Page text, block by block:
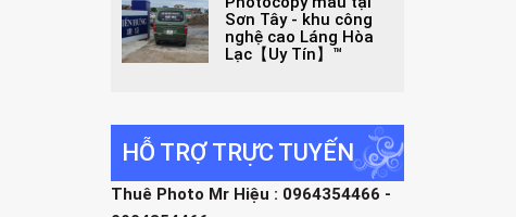
Sơn Tây - khu công
nghệ cao Láng Hòa
Lạc【Uy Tín】™
HỖ TRỢ TRỰC TUYẾN
Thuê Photo Mr Hiệu : 0964354466 -